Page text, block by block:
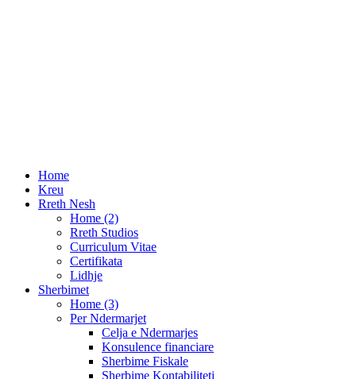
Home
Kreu
Rreth Nesh
Home (2)
Rreth Studios
Curriculum Vitae
Certifikata
Lidhje
Sherbimet
Home (3)
Per Ndermarjet
Celja e Ndermarjes
Konsulence financiare
Sherbime Fiskale
Sherbime Kontabiliteti